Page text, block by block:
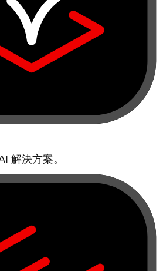
解決方案。